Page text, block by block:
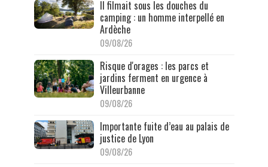
Il filmait sous les douches du
camping : un homme interpellé en
Ardèche
09/08/26
Risque d'orages : les parcs et
jardins ferment en urgence à
Villeurbanne
09/08/26
Importante fuite d’eau au palais de
justice de Lyon
09/08/26